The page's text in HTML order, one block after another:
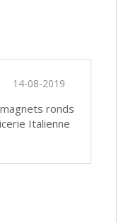
14-08-2019
ronds
Italienne